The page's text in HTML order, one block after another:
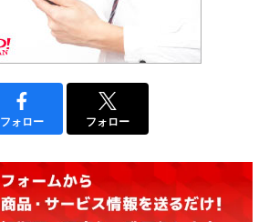
フォロー フォロー